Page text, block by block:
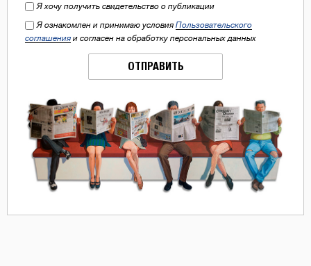
Я хочу получить свидетельство о публикации
Я ознакомлен и принимаю условия Пользовательского
соглашения и согласен на обработку персональных данных
ОТПРАВИТЬ